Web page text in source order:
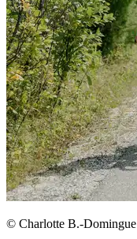
© Charlotte B.-Domingue